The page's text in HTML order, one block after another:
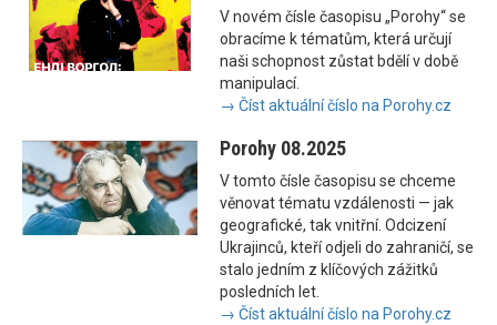
V novém čísle časopisu „Porohy“ se
obracíme k tématům, která určují
naši schopnost zůstat bdělí v době
manipulací.
→ Číst aktuální číslo na Porohy.cz
Porohy 08.2025
V tomto čísle časopisu se chceme
věnovat tématu vzdálenosti — jak
geografické, tak vnitřní. Odcizení
Ukrajinců, kteří odjeli do zahraničí, se
stalo jedním z klíčových zážitků
posledních let.
→ Číst aktuální číslo na Porohy.cz